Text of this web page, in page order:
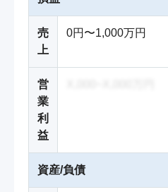
売
上
0円〜1,000万円
営
業
利
益
資産/負債